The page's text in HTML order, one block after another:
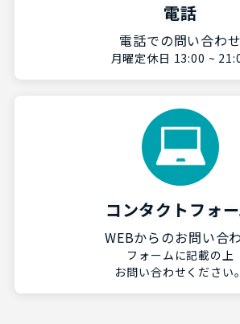
電話
電話での問い合わせ
月曜定休日 13:00 ~
コンタクトフォ
WEBからのお問い合
フォームに記載の上
お問い合わせください。